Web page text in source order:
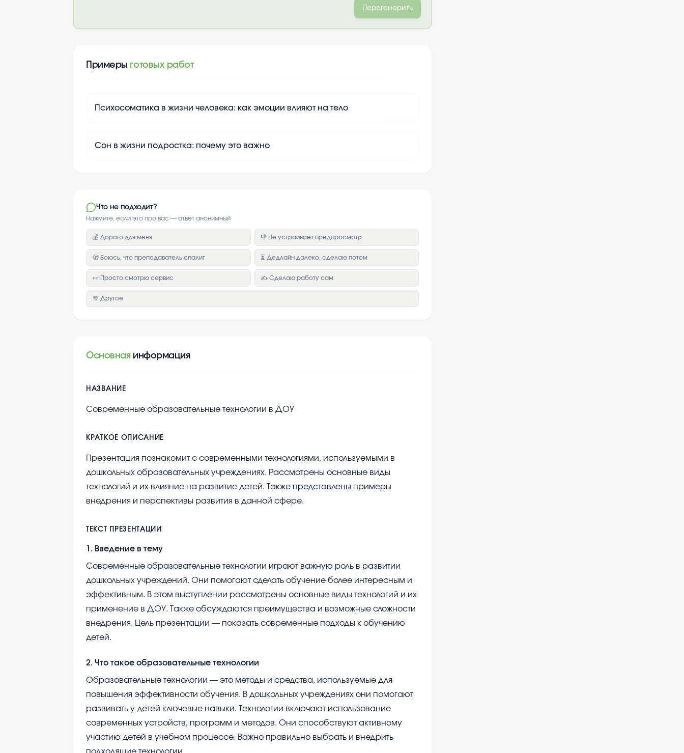
Перегенерить
Примеры готовых работ
Психосоматика в жизни человека: как эмоции влияют на тело
Сон в жизни подростка: почему это важно
Что не подходит?
Нажмите, если это про вас — ответ анонимный
💰 Дорого для меня 👎 Не устраивает предпросмотр
🫣 Боюсь, что преподаватель спалит ⏳ Дедлайн далеко, сделаю потом
👀 Просто смотрю сервис ✍️ Сделаю работу сам
💬 Другое
Основная информация
НАЗВАНИЕ
Современные образовательные технологии в ДОУ
КРАТКОЕ ОПИСАНИЕ
Презентация познакомит с современными технологиями, используемыми в
дошкольных образовательных учреждениях. Рассмотрены основные виды
технологий и их влияние на развитие детей. Также представлены примеры
внедрения и перспективы развития в данной сфере.
ТЕКСТ ПРЕЗЕНТАЦИИ
1 . Введение в тему
Современные образовательные технологии играют важную роль в развитии
дошкольных учреждений. Они помогают сделать обучение более интересным и
эффективным. В этом выступлении рассмотрены основные виды технологий и их
применение в ДОУ. Также обсуждаются преимущества и возможные сложности
внедрения. Цель презентации — показать современные подходы к обучению
детей.
2. Что такое образовательные технологии
Образовательные технологии — это методы и средства, используемые для
повышения эффективности обучения. В дошкольных учреждениях они помогают
развивать у детей ключевые навыки. Технологии включают использование
современных устройств, программ и методов. Они способствуют активному
участию детей в учебном процессе. Важно правильно выбрать и внедрить